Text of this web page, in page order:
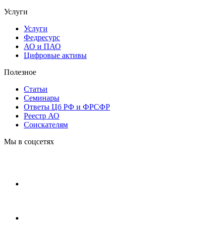
Услуги
Услуги
Федресурс
АО и ПАО
Цифровые активы
Полезное
Статьи
Cеминары
Ответы Цб РФ и ФРСФР
Реестр АО
Соискателям
Мы в соцсетях